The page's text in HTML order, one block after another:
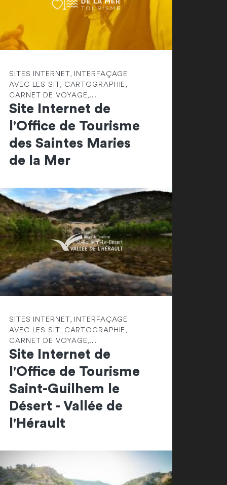
SITES INTERNET, INTERFAÇAGE
AVEC LES SIT, CARTOGRAPHIE,
CARNET DE VOYAGE,...
Site Internet de
l'Office de Tourisme
des Saintes Maries
de la Mer
SITES INTERNET, INTERFAÇAGE
AVEC LES SIT, CARTOGRAPHIE,
CARNET DE VOYAGE,...
Site Internet de
l'Office de Tourisme
Saint-Guilhem le
Désert - Vallée de
l'Hérault